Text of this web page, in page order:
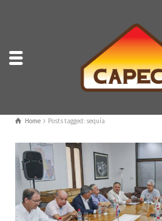
Home Posts tagged: sequía